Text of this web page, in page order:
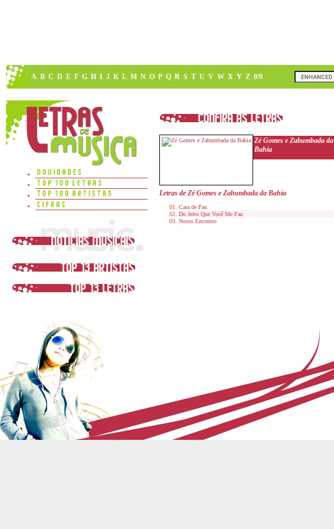
A B C D E F G H I J K L M N O P Q R S T U V W X Y Z 0/9
Zé Gomes e Zabumbada da
Bahia
Letras de Zé Gomes e Zabumbada da Bahia
Cara de Pau
Do Jeito Que Você Me Faz.
Nosso Encontro